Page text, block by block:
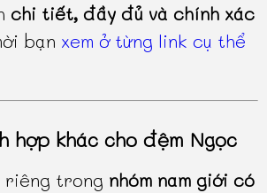
chi tiết, đầy đủ và chính xác
bạn xem ở từng link cụ thể
hợp khác cho đệm Ngọc
riêng trong nhóm nam giới có